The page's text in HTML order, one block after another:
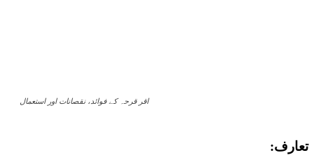
اقر قرحہ کے فوائد، نقصانات اور استعمال
تعارف: